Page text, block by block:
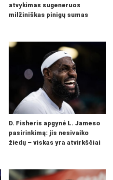
atvykimas sugeneruos
milžiniškas pinigų sumas
D. Fisheris apgynė L. Jameso
pasirinkimą: jis nesivaiko
žiedų – viskas yra atvirkščiai